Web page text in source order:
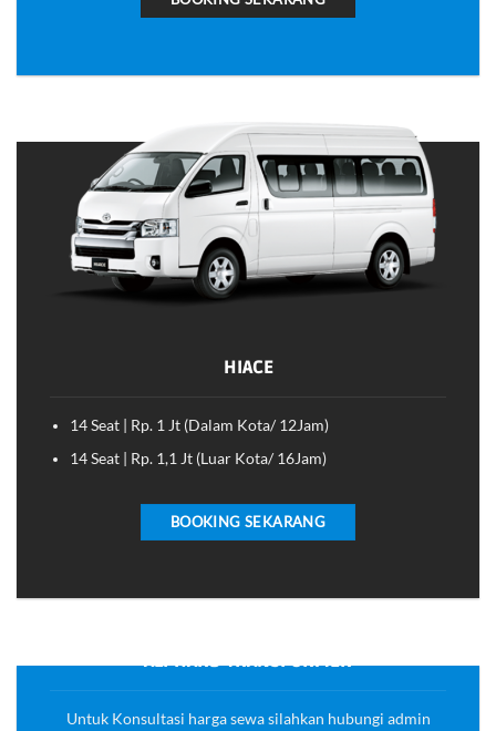
HIACE
14 Seat | Rp. 1 Jt (Dalam Kota/ 12Jam)
14 Seat | Rp. 1,1 Jt (Luar Kota/ 16Jam)
BOOKING SEKARANG
ALPHARD TRANSFORMER
Untuk Konsultasi harga sewa silahkan hubungi admin